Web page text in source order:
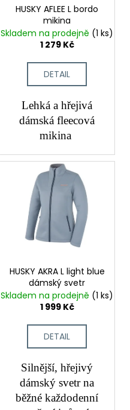
HUSKY AFLEE L bordo
mikina
Skladem na prodejně (1 ks)
1 279 Kč
DETAIL
Lehká a hřejivá
dámská fleecová
mikina
HUSKY AKRA L light blue
dámský svetr
Skladem na prodejně (1 ks)
1 999 Kč
DETAIL
Silnější, hřejivý
dámský svetr na
běžné každodenní